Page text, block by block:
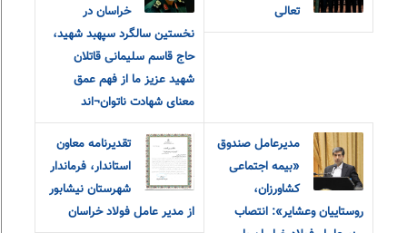
تعالی
خراسان در
نخستین سالگرد سپهبد شهید،
حاج قاسم سلیمانی قاتلان
شهید عزیز ما از فهم عمق
معنای شهادت ناتوان¬اند
مدیرعامل صندوق
«بیمه اجتماعی
کشاورزان،
روستاییان و‌عشایر»: انتصاب
تقدیرنامه معاون
استاندار، فرماندار
شهرستان نیشابور
از مدیر عامل فولاد خراسان